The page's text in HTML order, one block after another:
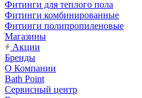
Фитинги для теплого пола
Фитинги комбинированные
Фитинги полипропиленовые
Магазины
Акции
Бренды
О Компании
Bath Point
Сервисный центр